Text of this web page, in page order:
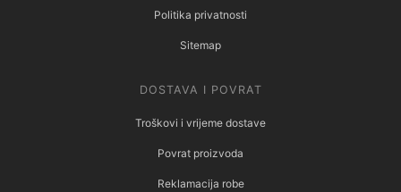
Politika privatnosti
Sitemap
DOSTAVA I POVRAT
Troškovi i vrijeme dostave
Povrat proizvoda
Reklamacija robe